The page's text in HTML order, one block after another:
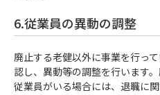
6.従業員の異動の調整
廃止する老健以外に事業を行っ
認し、異動等の調整を行います
従業員がいる場合には、退職に関